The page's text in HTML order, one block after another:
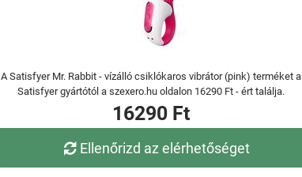
A Satisfyer Mr. Rabbit - vízálló csiklókaros vibrátor (pink) terméket a
Satisfyer gyártótól a szexero.hu oldalon 16290 Ft - ért találja.
16290 Ft
Ellenőrizd az elérhetőséget